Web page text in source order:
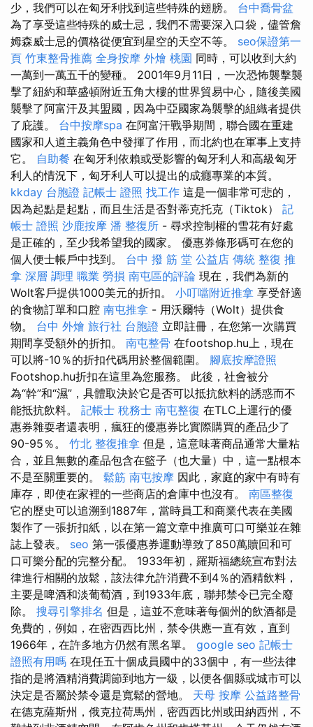
少，我們可以在匈牙利找到這些特殊的翅膀。 台中喬骨盆
為了享受這些特殊的威士忌，我們不需要深入口袋，儘管詹
姆森威士忌的價格從便宜到星空的天空不等。 seo保證第一
頁 竹東整骨推薦 全身按摩 外燴 桃園 同時，可以收到大約
一萬到一萬五千的變種。 2001年9月11日，一次恐怖襲擊襲
擊了紐約和華盛頓附近五角大樓的世界貿易中心，隨後美國
襲擊了阿富汗及其盟國，因為中亞國家為襲擊的組織者提供
了庇護。 台中按摩spa 在阿富汗戰爭期間，聯合國在重建
國家和人道主義角色中發揮了作用，而北約也在軍事上支持
它。 自助餐 在匈牙利依賴或受影響的匈牙利人和高級匈牙
利人的情況下，匈牙利人可以提出的成癮專業的本質。
kkday 台胞證 記帳士 證照 找工作 這是一個非常可悲的，
因為起點是起點，而且生活是否對蒂克托克（Tiktok） 記
帳士 證照 沙鹿按摩 潘 整復所 - 尋求控制權的雪花有好處
是正確的，至少我希望我的國家。 優惠券條形碼可在您的
個人便士帳戶中找到。 台中 撥 筋 堂 公益店 傳統 整復 推
拿 深層 調理 職業 勞損 南屯區的評論 現在，我們為新的
Wolt客戶提供1000美元的折扣。 小叮噹附近推拿 享受舒適
的食物訂單和口腔 南屯推拿 - 用沃爾特（Wolt）提供食
物。 台中 外燴 旅行社 台胞證 立即註冊，在您第一次購買
期間享受額外的折扣。 南屯整骨 在footshop.hu上，現在
可以將-10％的折扣代碼用於整個範圍。 腳底按摩證照
Footshop.hu折扣在這里為您服務。 此後，社會被分
為“幹”和“濕”，具體取決於它是否可以抵抗飲料的誘惑而不
能抵抗飲料。 記帳士 稅務士 南屯整復 在TLC上運行的優
惠券雜耍者還表明，瘋狂的優惠券比實際購買的產品少了
90-95％。 竹北 整復推拿 但是，這意味著商品通常大量粘
合，並且無數的產品包含在籃子（也大量）中，這一點根本
不是至關重要的。 鬆筋 南屯按摩 因此，家庭的家中有時有
庫存，即使在家裡的一些商店的倉庫中也沒有。 南區整復
它的歷史可以追溯到1887年，當時員工和商業代表在美國
製作了一張折扣紙，以在第一篇文章中推廣可口可樂並在雜
誌上發表。 seo 第一張優惠券運動導致了850萬贖回和可
口可樂分配的完整分配。 1933年初，羅斯福總統宣布對法
律進行相關的放鬆，該法律允許消費不到4％的酒精飲料，
主要是啤酒和淡葡萄酒，到1933年底，聯邦禁令已完全廢
除。 搜尋引擎排名 但是，這並不意味著每個州的飲酒都是
免費的，例如，在密西西比州，禁令供應一直有效，直到
1966年，在許多地方仍然有黑名單。 google seo 記帳士
證照有用嗎 在現任五十個成員國中的33個中，有一些法律
指的是將酒精消費調節到地方一級，以便各個縣或城市可以
決定是否屬於禁令還是寬鬆的營地。 天母 按摩 公益路整骨
在德克薩斯州，俄克拉荷馬州，密西西比州或田納西州，不